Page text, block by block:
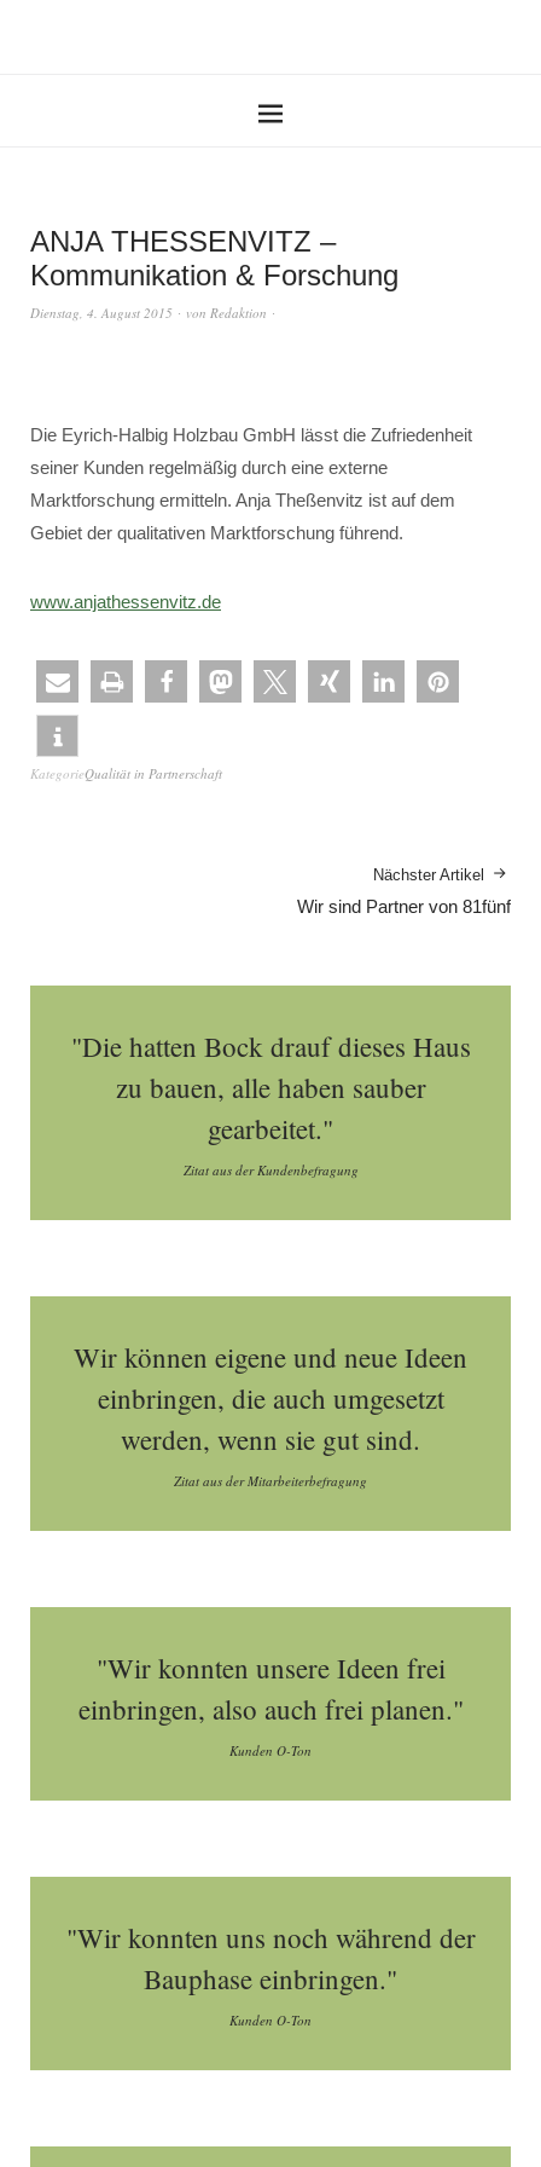
ANJA THESSENVITZ –
Kommunikation & Forschung
Dienstag, 4. August 2015 von Redaktion
Die Eyrich-Halbig Holzbau GmbH lässt die Zufriedenheit
seiner Kunden regelmäßig durch eine externe
Marktforschung ermitteln. Anja Theßenvitz ist auf dem
Gebiet der qualitativen Marktforschung führend.
www.anjathessenvitz.de
KategorieQualität in Partnerschaft
Nächster Artikel
Wir sind Partner von 81fünf
"Die hatten Bock drauf dieses Haus
zu bauen, alle haben sauber
gearbeitet."
Zitat aus der Kundenbefragung
Wir können eigene und neue Ideen
einbringen, die auch umgesetzt
werden, wenn sie gut sind.
Zitat aus der Mitarbeiterbefragung
"Wir konnten unsere Ideen frei
einbringen, also auch frei planen."
Kunden O-Ton
"Wir konnten uns noch während der
Bauphase einbringen."
Kunden O-Ton